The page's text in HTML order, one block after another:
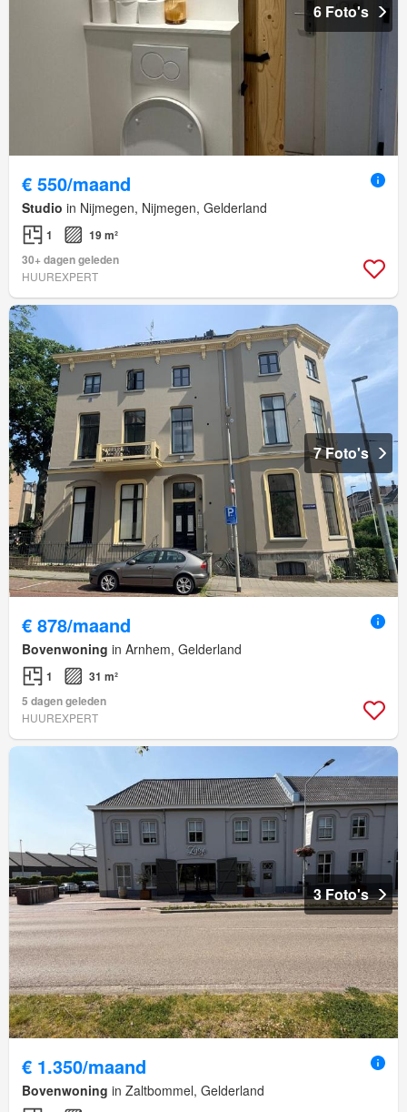
6 Foto's
€ 550/maand
Studio in Nijmegen, Nijmegen, Gelderland
1
19 m²
30+ dagen geleden
HUUREXPERT
7 Foto's
€ 878/maand
Bovenwoning in Arnhem, Gelderland
1
31 m²
5 dagen geleden
HUUREXPERT
3 Foto's
€ 1.350/maand
Bovenwoning in Zaltbommel, Gelderland